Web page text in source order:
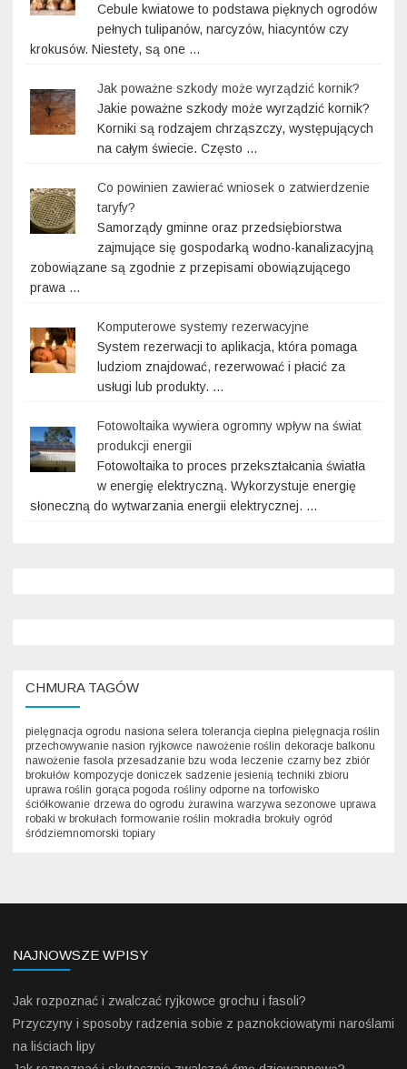
Cebule kwiatowe to podstawa pięknych ogrodów
pełnych tulipanów, narcyzów, hiacyntów czy
krokusów. Niestety, są one …
Jak poważne szkody może wyrządzić kornik?
Jakie poważne szkody może wyrządzić kornik?
Korniki są rodzajem chrząszczy, występujących
na całym świecie. Często …
Co powinien zawierać wniosek o zatwierdzenie
taryfy?
Samorządy gminne oraz przedsiębiorstwa
zajmujące się gospodarką wodno-kanalizacyjną
zobowiązane są zgodnie z przepisami obowiązującego
prawa …
Komputerowe systemy rezerwacyjne
System rezerwacji to aplikacja, która pomaga
ludziom znajdować, rezerwować i płacić za
usługi lub produkty. …
Fotowoltaika wywiera ogromny wpływ na świat
produkcji energii
Fotowoltaika to proces przekształcania światła
w energię elektryczną. Wykorzystuje energię
słoneczną do wytwarzania energii elektrycznej. …
CHMURA TAGÓW
pielęgnacja ogrodu nasiona selera tolerancja cieplna pielęgnacja roślin
przechowywanie nasion ryjkowce nawożenie roślin dekoracje balkonu
nawożenie fasola przesadzanie bzu woda leczenie czarny bez zbiór
brokułów kompozycje doniczek sadzenie jesienią techniki zbioru
uprawa roślin gorąca pogoda rośliny odporne na torfowisko
ściółkowanie drzewa do ogrodu żurawina warzywa sezonowe uprawa
robaki w brokułach formowanie roślin mokradła brokuły ogród
śródziemnomorski topiary
NAJNOWSZE WPISY
Jak rozpoznać i zwalczać ryjkowce grochu i fasoli?
Przyczyny i sposoby radzenia sobie z paznokciowatymi naroślami
na liściach lipy